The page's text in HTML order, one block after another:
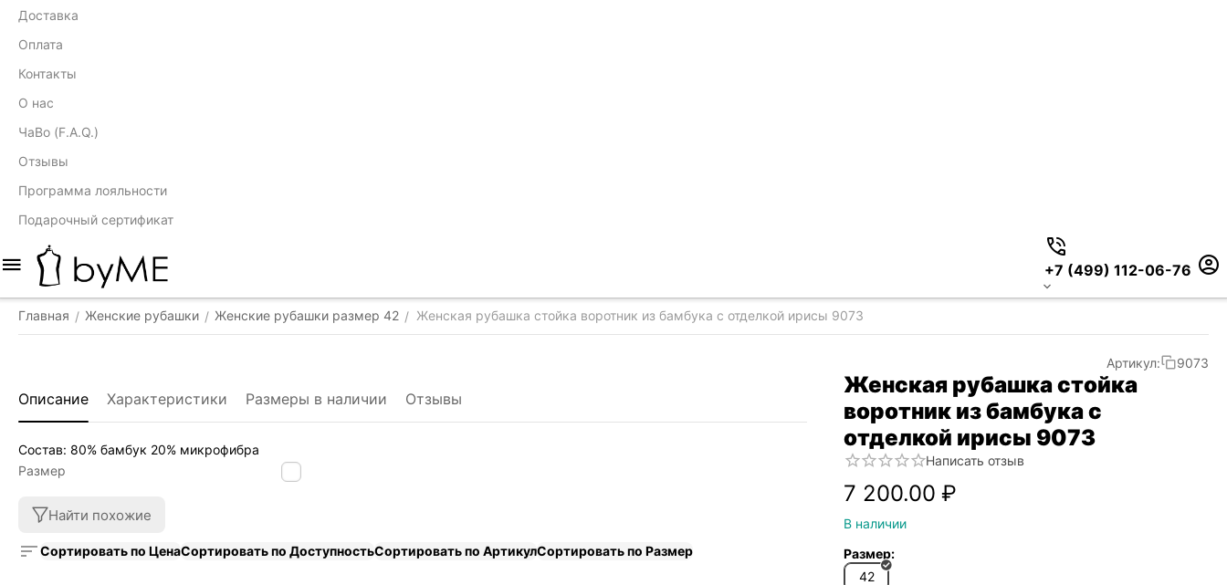
Доставка
Оплата
Контакты
О нас
ЧаВо (F.A.Q.)
Отзывы
Программа лояльности
Подарочный сертификат
+7 (499) 112-06-76
Главная / Женские рубашки / Женские рубашки размер 42 / Женская рубашка стойка воротник из бамбука с отделкой ирисы 9073
Артикул: 9073
Женская рубашка стойка
воротник из бамбука с
отделкой ирисы 9073
Написать отзыв
7 200.00 ₽
В наличии
Размер:
42
Описание Характеристики Размеры в наличии Отзывы
Состав: 80% бамбук 20% микрофибра
Размер
42
Найти похожие
Сортировать по ЦенаСортировать по ДоступностьСортировать по АртикулСортировать по Размер